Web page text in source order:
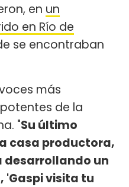
en un
en Río de
se encontraban
más
de la
"Su último
casa productora,
desarrollando un
visita tu